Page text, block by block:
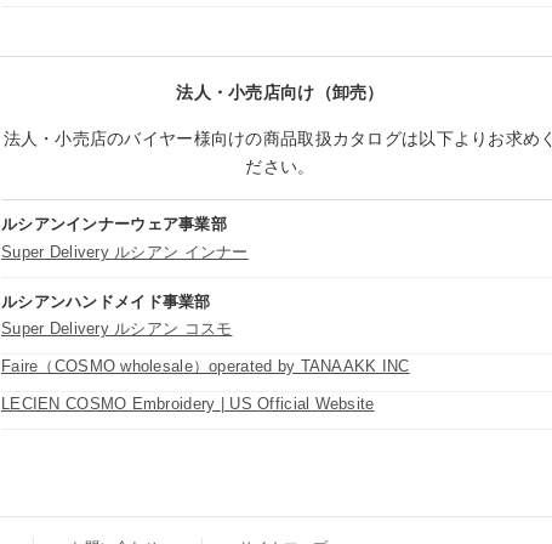
法人・小売店向け（卸売）
法人・小売店のバイヤー様向けの商品取扱カタログは以下よりお求め
ださい。
ルシアンインナーウェア事業部
Super Delivery ルシアン インナー
ルシアンハンドメイド事業部
Super Delivery ルシアン コスモ
Faire（COSMO wholesale）operated by TANAAKK INC
LECIEN COSMO Embroidery | US Official Website